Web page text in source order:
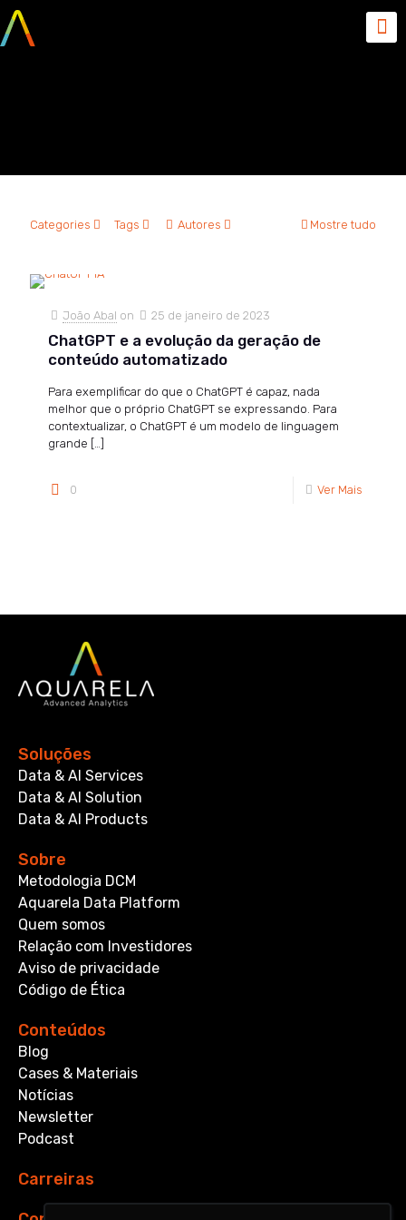
Categories Tags Autores Mostre tudo
João Abal on 25 de janeiro de 2023
ChatGPT e a evolução da geração de
conteúdo automatizado
Para exemplificar do que o ChatGPT é capaz, nada
melhor que o próprio ChatGPT se expressando. Para
contextualizar, o ChatGPT é um modelo de linguagem
grande […]
0 Ver Mais
Soluções
Data & AI Services
Data & AI Solution
Data & AI Products
Sobre
Metodologia DCM
Aquarela Data Platform
Quem somos
Relação com Investidores
Aviso de privacidade
Código de Ética
Conteúdos
Blog
Cases & Materiais
Notícias
Newsletter
Podcast
Carreiras